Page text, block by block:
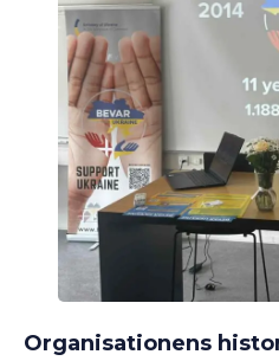
Organisationens